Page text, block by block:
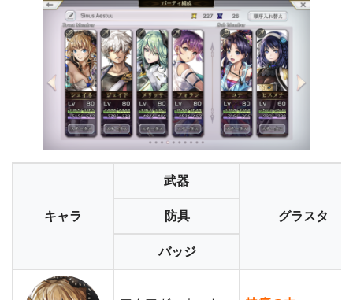
キャラ
武器
グラスタ
防具
バッジ